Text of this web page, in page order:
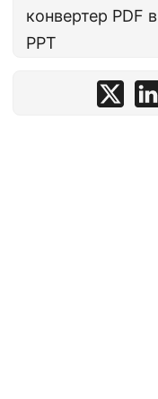
конвертер PDF в
PPT